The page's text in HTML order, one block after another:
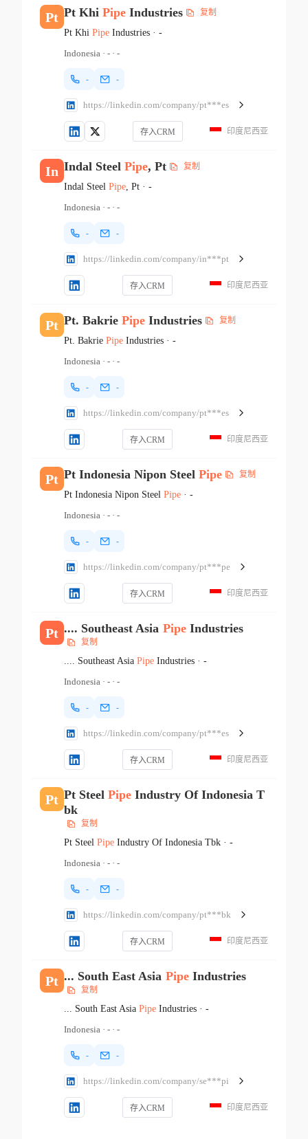
Pt Pt Khi PipeIndustries 复制
Pt Khi PipeIndustries· -
Indonesia· -· -
- -
https://linkedin.com/company/pt***es
存入CRM 印度尼西亚
In Indal Steel Pipe, Pt 复制
Indal Steel Pipe, Pt· -
Indonesia· -· -
- -
https://linkedin.com/company/in***pt
存入CRM 印度尼西亚
Pt Pt. Bakrie PipeIndustries 复制
Pt. Bakrie PipeIndustries· -
Indonesia· -· -
- -
https://linkedin.com/company/pt***es
存入CRM 印度尼西亚
Pt Pt Indonesia Nipon Steel Pipe 复制
Pt Indonesia Nipon Steel Pipe· -
Indonesia· -· -
- -
https://linkedin.com/company/pt***pe
存入CRM 印度尼西亚
Pt .... Southeast Asia PipeIndustries
复制
.... Southeast Asia PipeIndustries· -
Indonesia· -· -
- -
https://linkedin.com/company/pt***es
存入CRM 印度尼西亚
Pt Pt Steel PipeIndustry Of Indonesia T
bk
复制
Pt Steel PipeIndustry Of Indonesia Tbk· -
Indonesia· -· -
- -
https://linkedin.com/company/pt***bk
存入CRM 印度尼西亚
Pt ... South East Asia PipeIndustries
复制
... South East Asia PipeIndustries· -
Indonesia· -· -
- -
https://linkedin.com/company/se***pi
存入CRM 印度尼西亚